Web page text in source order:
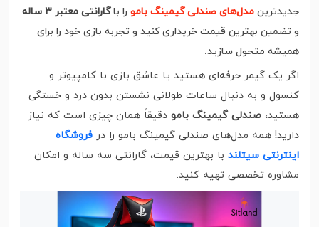
جدیدترین مدل‌های صندلی گیمینگ بامو را باگارانتی معتبر ۳ ساله
و تضمین بهترین قیمت خریداری کنید و تجربه بازی خود را برای
همیشه متحول سازید.
اگر یک گیمر حرفه‌ای هستید یا عاشق بازی با کامپیوتر و
کنسول و به دنبال ساعات طولانی نشستن بدون درد و خستگی
هستید، صندلی گیمینگ بامو دقیقاً همان چیزی است که نیاز
دارید! همه مدل‌های صندلی گیمینگ بامو را در فروشگاه
اینترنتی سیتلند با بهترین قیمت، گارانتی سه ساله و امکان
مشاوره تخصصی تهیه کنید.